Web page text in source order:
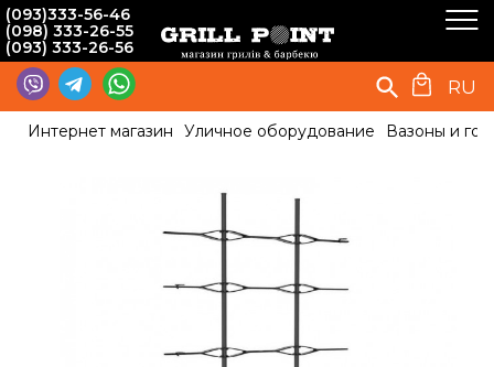
(093)333-56-46
(098) 333-26-55
(093) 333-26-56
RU
Интернет магазин Уличное оборудование Вазоны и